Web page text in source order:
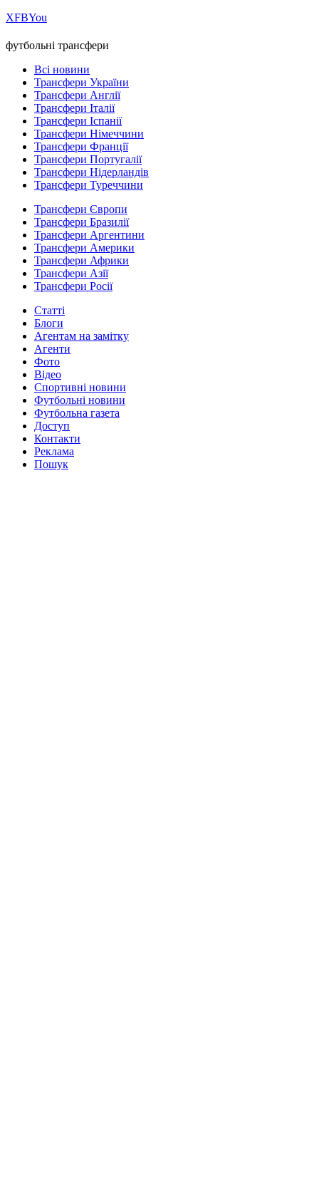
ХFBYou
футбольні трансфери
Всі новини
Трансфери України
Трансфери Англії
Трансфери Італії
Трансфери Іспанії
Трансфери Німеччини
Трансфери Франції
Трансфери Португалії
Трансфери Нідерландів
Трансфери Туреччини
Трансфери Європи
Трансфери Бразилії
Трансфери Аргентини
Трансфери Америки
Трансфери Африки
Трансфери Азії
Трансфери Росії
Статті
Блоги
Агентам на замітку
Агенти
Фото
Відео
Спортивні новини
Футбольні новини
Футбольна газета
Доступ
Контакти
Реклама
Пошук